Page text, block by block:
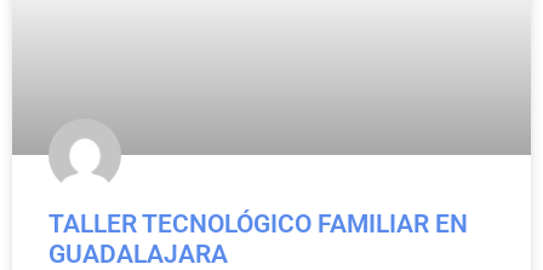
TALLER TECNOLÓGICO FAMILIAR EN
GUADALAJARA